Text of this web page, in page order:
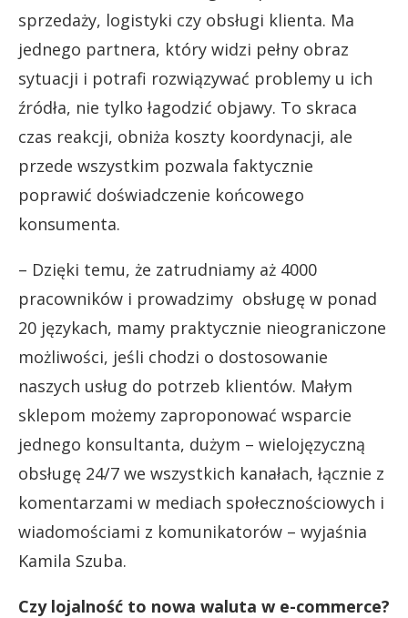
sprzedaży, logistyki czy obsługi klienta. Ma
jednego partnera, który widzi pełny obraz
sytuacji i potrafi rozwiązywać problemy u ich
źródła, nie tylko łagodzić objawy. To skraca
czas reakcji, obniża koszty koordynacji, ale
przede wszystkim pozwala faktycznie
poprawić doświadczenie końcowego
konsumenta.
– Dzięki temu, że zatrudniamy aż 4000
pracowników i prowadzimy obsługę w ponad
20 językach, mamy praktycznie nieograniczone
możliwości, jeśli chodzi o dostosowanie
naszych usług do potrzeb klientów. Małym
sklepom możemy zaproponować wsparcie
jednego konsultanta, dużym – wielojęzyczną
obsługę 24/7 we wszystkich kanałach, łącznie z
komentarzami w mediach społecznościowych i
wiadomościami z komunikatorów – wyjaśnia
Kamila Szuba.
Czy lojalność to nowa waluta w e-commerce?